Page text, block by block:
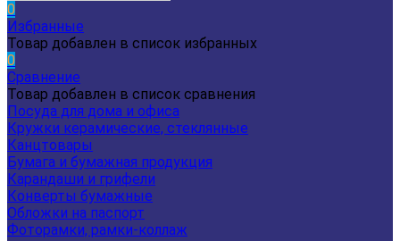
0
Избранные
Товар добавлен в список избранных
0
Сравнение
Товар добавлен в список сравнения
Посуда для дома и офиса
Кружки керамические, стеклянные
Канцтовары
Бумага и бумажная продукция
Карандаши и грифели
Конверты бумажные
Обложки на паспорт
Фоторамки, рамки-коллаж